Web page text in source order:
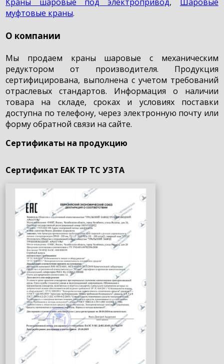
муфтовые краны.
О компании
Мы продаем краны шаровые с механическим
редуктором от производителя. Продукция
сертифицирована, выполнена с учетом требований
отраслевых стандартов. Информация о наличии
товара на складе, сроках и условиях поставки
доступна по телефону, через электронную почту или
форму обратной связи на сайте.
Сертификаты на продукцию
Сертификат ЕАК ТР ТС УЗТА